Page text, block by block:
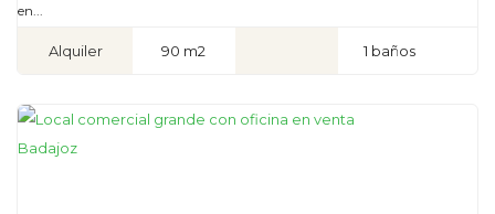
en...
Alquiler 90 m2 1 baños